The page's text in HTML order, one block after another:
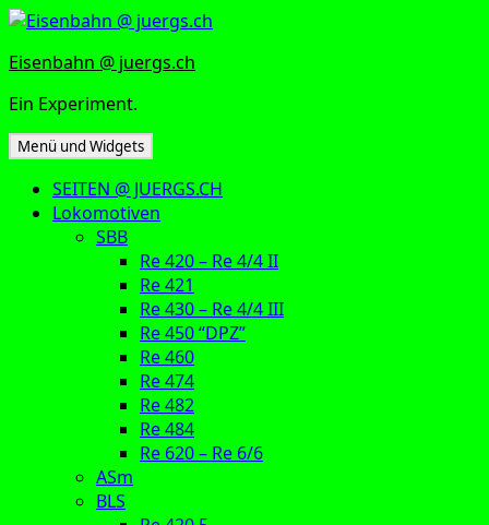
Zum
springen
Eisenbahn @ juergs.ch
Ein Experiment.
Menü und Widgets
SEITEN @ JUERGS.CH
Lokomotiven
SBB
Re 420 – Re 4/4 II
Re 421
Re 430 – Re 4/4 III
Re 450 “DPZ”
Re 460
Re 474
Re 482
Re 484
Re 620 – Re 6/6
ASm
BLS